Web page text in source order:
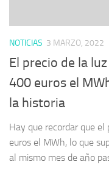
NOTICIAS 3 MARZO, 2022
El precio de la
400 euros el
la historia
Hay que recordar que el
euros el MWh, lo que
al mismo mes de año